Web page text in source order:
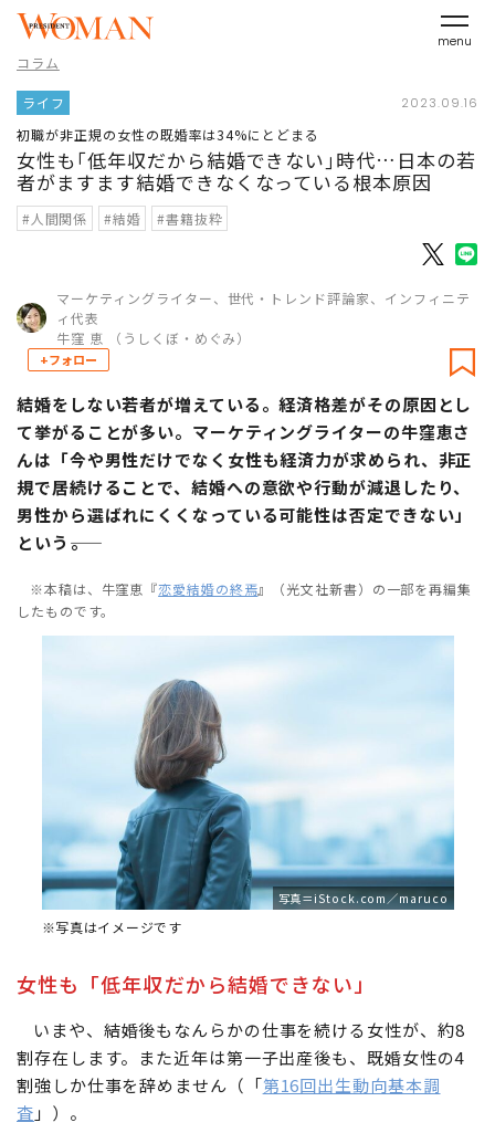
menu
コラム
ライフ 2023.09.16
初職が非正規の女性の既婚率は34%にとどまる
女性も｢低年収だから結婚できない｣時代…日本の若
者がますます結婚できなくなっている根本原因
#人間関係 #結婚 #書籍抜粋
マーケティングライター、世代・トレンド評論家、インフィニテ
ィ代表
牛窪 恵 （うしくぼ・めぐみ）
+フォロー
結婚をしない若者が増えている。経済格差がその原因とし
て挙がることが多い。マーケティングライターの牛窪恵さ
んは「今や男性だけでなく女性も経済力が求められ、非正
規で居続けることで、結婚への意欲や行動が減退したり、
男性から選ばれにくくなっている可能性は否定できない」
という――。
※本稿は、牛窪恵『恋愛結婚の終焉』（光文社新書）の一部を再編集
したものです。
写真＝iStock.com／maruco
※写真はイメージです
女性も「低年収だから結婚できない」
いまや、結婚後もなんらかの仕事を続ける女性が、約8
割存在します。また近年は第一子出産後も、既婚女性の4
割強しか仕事を辞めません（「第16回出生動向基本調
査 」）。